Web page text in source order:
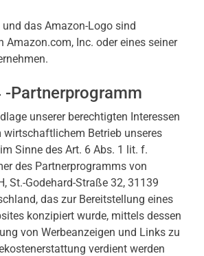
das Amazon-Logo sind
Amazon.com, Inc. oder eines seiner
Partnerprogramm
unserer berechtigten Interessen
wirtschaftlichem Betrieb unseres
Sinne des Art. 6 Abs. 1 lit. f.
des Partnerprogramms von
St.-Godehard-Straße 32, 31139
das zur Bereitstellung eines
konzipiert wurde, mittels dessen
von Werbeanzeigen und Links zu
verdient werden